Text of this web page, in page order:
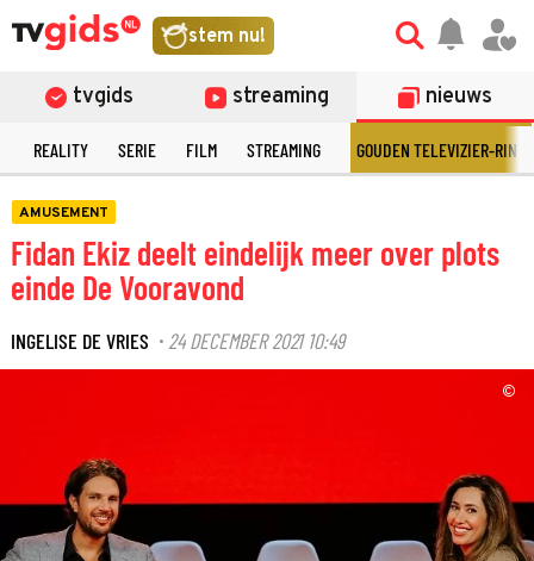
stem nu!
tvgids streaming nieuws
REALITY SERIE FILM STREAMING GOUDEN TELEVIZIER-RING
AMUSEMENT
Fidan Ekiz deelt eindelijk meer over plots
einde De Vooravond
INGELISE DE VRIES · 24 DECEMBER 2021 10:49
©